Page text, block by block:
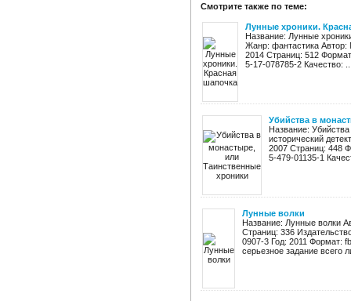
Смотрите также по теме:
Лунные хроники.
Название: Лунные
Жанр: фантастика Автор:
2014 Страниц: 512
5-17-078785-2 Качество:
Убийства в
Название:
исторический
2007 Страниц: 448
5-479-01135-1
Лунные волки
Название: Лунные волки
Страниц: 336
0907-3 Год: 2011 Формат:
серьезное задание всего